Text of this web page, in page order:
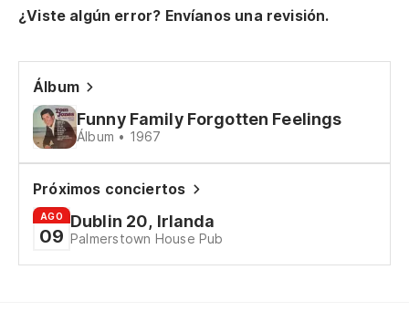
¿Viste algún error? Envíanos una revisión.
Álbum
Funny Family Forgotten Feelings
Álbum • 1967
Próximos conciertos
AGO
09
Dublin 20, Irlanda
Palmerstown House Pub